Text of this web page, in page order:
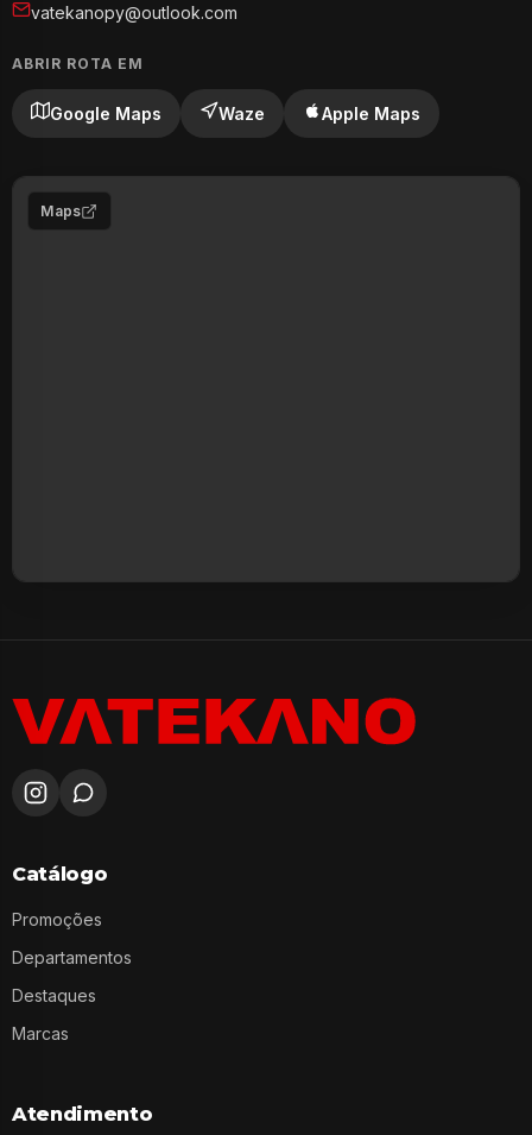
vatekanopy@outlook.com
ABRIR ROTA EM
Google Maps Waze Apple Maps
Maps
Catálogo
Promoções
Departamentos
Destaques
Marcas
Atendimento